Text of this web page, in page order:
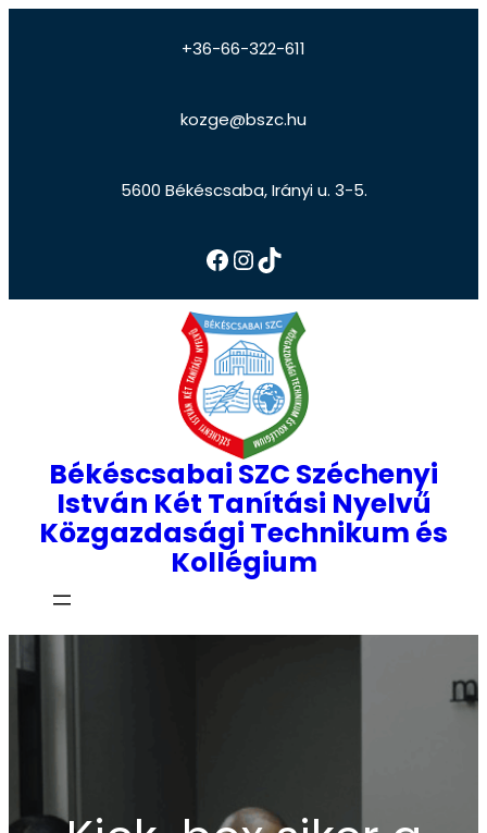
+36-66-322-611
kozge@bszc.hu
5600 Békéscsaba, Irányi u. 3-5.
Békéscsabai SZC Széchenyi
István Két Tanítási Nyelvű
Közgazdasági Technikum és
Kollégium